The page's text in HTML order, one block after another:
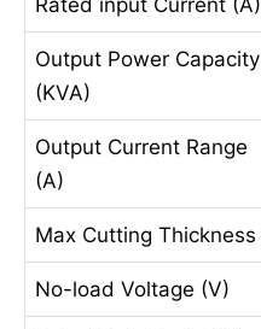
Output Power Capacity
(KVA)
Output Current Range
(A)
Max Cutting Thickness
No-load Voltage (V)